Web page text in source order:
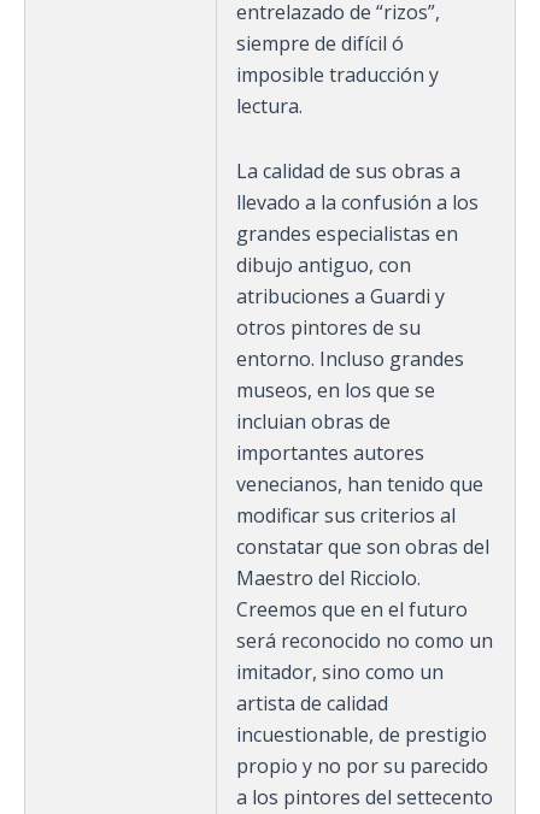
entrelazado de “rizos”,
siempre de difícil ó
imposible traducción y
lectura.
La calidad de sus obras a
llevado a la confusión a los
grandes especialistas en
dibujo antiguo, con
atribuciones a Guardi y
otros pintores de su
entorno. Incluso grandes
museos, en los que se
incluian obras de
importantes autores
venecianos, han tenido que
modificar sus criterios al
constatar que son obras del
Maestro del Ricciolo.
Creemos que en el futuro
será reconocido no como un
imitador, sino como un
artista de calidad
incuestionable, de prestigio
propio y no por su parecido
a los pintores del settecento